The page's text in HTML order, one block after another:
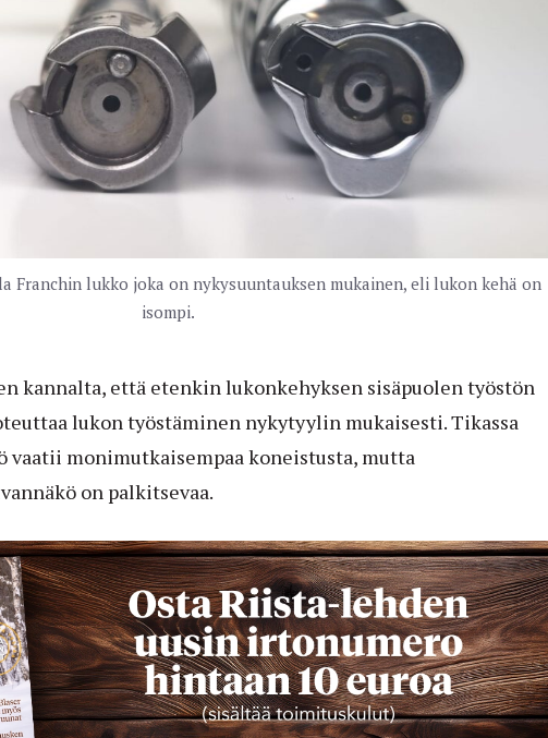
Franchin lukko joka on nykysuuntauksen mukainen, eli lukon kehä on
isompi.
kannalta, että etenkin lukonkehyksen sisäpuolen työstön
lukon työstäminen nykytyylin mukaisesti. Tikassa
vaatii monimutkaisempaa koneistusta, mutta
on palkitsevaa.